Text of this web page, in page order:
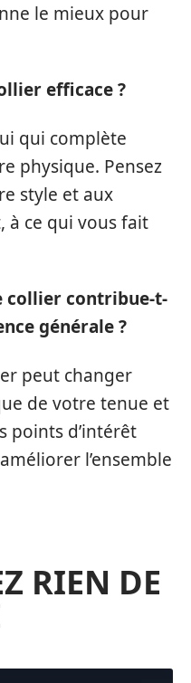
le mieux pour
efficace ?
qui complète
physique. Pensez
style et aux
à ce qui vous fait
collier contribue-t-
générale ?
peut changer
de votre tenue et
points d’intérêt
l’ensemble
RIEN DE